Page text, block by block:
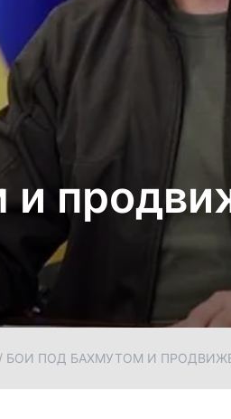
и
/ БОИ ПОД БАХМУТОМ И